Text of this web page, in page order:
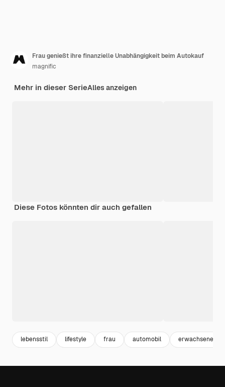
Frau genießt ihre finanzielle Unabhängigkeit beim Autokauf
magnific
Mehr in dieser SerieAlles anzeigen
Diese Fotos könnten dir auch gefallen
lebensstil lifestyle frau automobil erwachsene